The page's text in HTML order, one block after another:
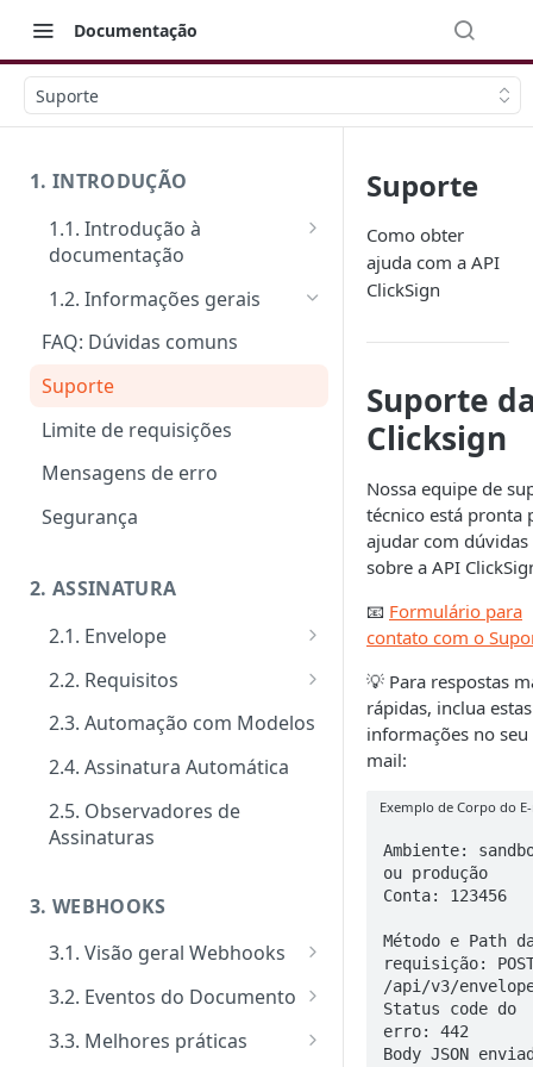
Documentação
Suporte
1. INTRODUÇÃO
1.1. Introdução à
documentação
Primeiros passos
Veja como funciona na prática
Ferramentas de Teste:
Postman e Insomnia
1.2. Informações gerais
FAQ: Dúvidas comuns
Suporte
Limite de requisições
Mensagens de erro
Segurança
2. ASSINATURA
2.1. Envelope
Guia de criação: O passo a
passo padrão
Tipos de notificações para os
signatários
das notificações
Notificações
Envelopes
Eventos
Ativação performática: alta
escala e assincronismo
Regras de finalização de
2.2. Requisitos
Tipos de requisitos de
autenticação
2.3. Automação com Modelos
2.4. Assinatura Automática
2.5. Observadores de
Assinaturas
3. WEBHOOKS
3.1. Visão geral Webhooks
Cadastro de Webhooks via APP
Cadastro de Webhooks via API
3.2. Eventos do Documento
Evento Add Signer
3.3. Melhores práticas
Suporte
Como obter
ajuda com a API
ClickSign
Suporte
Clicksign
Nossa equipe de
técnico está pronta
ajudar com dúvidas
sobre a API
📧 Formulário para
contato com o
💡 Para respostas
rápidas, inclua estas
informações no seu
mail:
Exemplo de Corpo do
Ambiente:
ou produção
Conta: 123456
Método e Path
requisição:
/api/v3/
Status code do
erro: 442
Body JSON